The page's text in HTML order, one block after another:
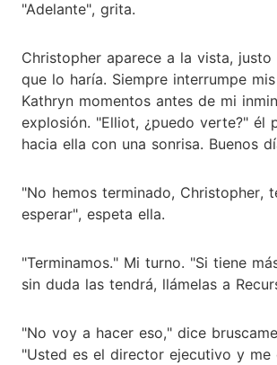
"Adelante", grita.
Christopher aparece a la vista, justo
que lo haría. Siempre interrumpe
Kathryn momentos antes de mi
explosión. "Elliot, ¿puedo verte?" él
hacia ella con una sonrisa. Buenos
"No hemos terminado, Christopher,
esperar", espeta ella.
"Terminamos." Mi turno. "Si tiene
sin duda las tendrá, llámelas a
"No voy a hacer eso," dice
"Usted es el director ejecutivo y me